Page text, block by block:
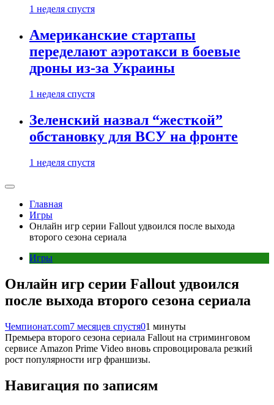
1 неделя спустя
Американские стартапы
переделают аэротакси в боевые
дроны из-за Украины
1 неделя спустя
Зеленский назвал “жесткой”
обстановку для ВСУ на фронте
1 неделя спустя
Главная
Игры
Онлайн игр серии Fallout удвоился после выхода
второго сезона сериала
Игры
Онлайн игр серии Fallout удвоился
после выхода второго сезона сериала
Чемпионат.com7 месяцев спустя01 минуты
Премьера второго сезона сериала Fallout на стриминговом
сервисе Amazon Prime Video вновь спровоцировала резкий
рост популярности игр франшизы.
Навигация по записям